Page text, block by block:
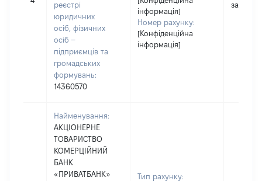
реєстрі
юридичних
осіб, фізичних
осіб –
підприємців та
громадських
формувань:
14360570
інформація]
Номер рахунку:
[Конфіденційна
інформація]
Найменування:
АКЦІОНЕРНЕ
ТОВАРИСТВО
КОМЕРЦІЙНИЙ
БАНК
«ПРИВАТБАНК»
Тип рахунку: